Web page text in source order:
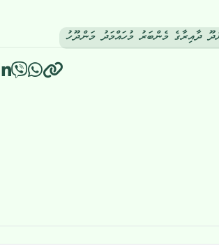
ދާއިރާގެ މެންބަރު މުހައްމަދު މަންދޫހު